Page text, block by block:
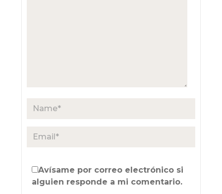
Avísame por correo electrónico si
alguien responde a mi comentario.